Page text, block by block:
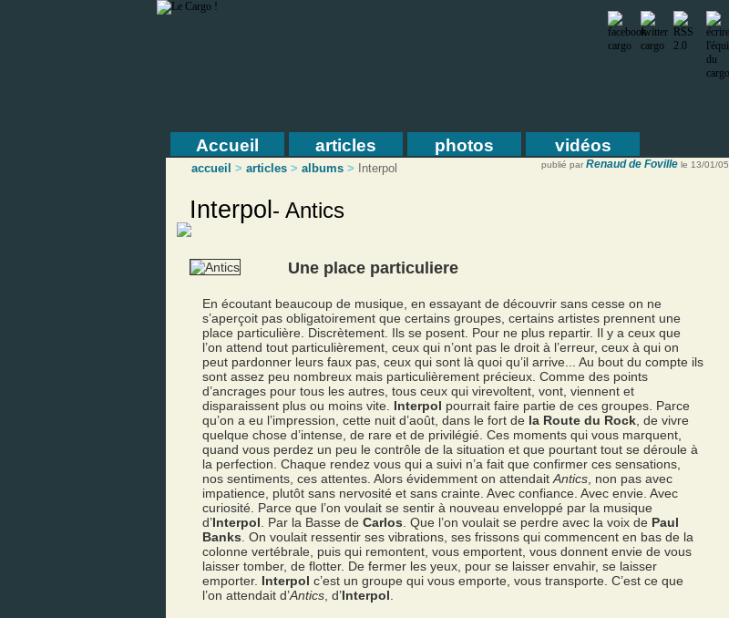
Accueil articles photos vidéos
accueil > articles > albums > Interpol publié par Renaud de Foville le 13/01/05
Interpol - Antics
Une place particuliere
En écoutant beaucoup de musique, en essayant de découvrir sans cesse on ne
s’aperçoit pas obligatoirement que certains groupes, certains artistes prennent une
place particulière. Discrètement. Ils se posent. Pour ne plus repartir. Il y a ceux que
l’on attend tout particulièrement, ceux qui n’ont pas le droit à l’erreur, ceux à qui on
peut pardonner leurs faux pas, ceux qui sont là quoi qu’il arrive... Au bout du compte ils
sont assez peu nombreux mais particulièrement précieux. Comme des points
d’ancrages pour tous les autres, tous ceux qui virevoltent, vont, viennent et
disparaissent plus ou moins vite. Interpol pourrait faire partie de ces groupes. Parce
qu’on a eu l’impression, cette nuit d’août, dans le fort de la Route du Rock , de vivre
quelque chose d’intense, de rare et de privilégié. Ces moments qui vous marquent,
quand vous perdez un peu le contrôle de la situation et que pourtant tout se déroule à
la perfection. Chaque rendez vous qui a suivi n’a fait que confirmer ces sensations,
nos sentiments, ces attentes. Alors évidemment on attendait Antics , non pas avec
impatience, plutôt sans nervosité et sans crainte. Avec confiance. Avec envie. Avec
curiosité. Parce que l’on voulait se sentir à nouveau enveloppé par la musique
d’Interpol . Par la Basse de Carlos . Que l’on voulait se perdre avec la voix de Paul
Banks . On voulait ressentir ses vibrations, ses frissons qui commencent en bas de la
colonne vertébrale, puis qui remontent, vous emportent, vous donnent envie de vous
laisser tomber, de flotter. De fermer les yeux, pour se laisser envahir, se laisser
emporter. Interpol c’est un groupe qui vous emporte, vous transporte. C’est ce que
l’on attendait d’Antics , d’Interpol